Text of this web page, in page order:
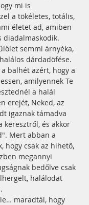
mi is
a tökéletes, totális,
életet ad, amiben
diadalmaskodik.
semmi árnyéka,
dárdadöfése.
balhét azért, hogy a
amilyennek Te
a halál
erejét, Neked, az
igaznak támadva
keresztről, és akkor
Mert abban a
hogy csak az hihető,
megannyi
bedőlve csak
halálodat
maradtál, hogy